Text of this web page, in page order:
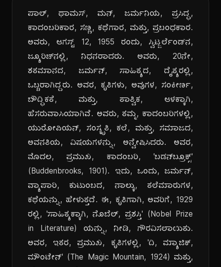
ಪಾಲ್, ಥಾಮಸ್, ಮನ್, ಜರ್ಮನಿಯ, ಪ್ರಸಿದ್ಧ,
ಕಾದಂಬರಿಕಾರ, ಸಣ್ಣ, ಕಥೆಗಾರ, ಮತ್ತು, ಪ್ರಬಂಧಕಾರ.
ಅವರು, ಆಗಸ್ಟ್ 12, 1955 ರಂದು, ಸ್ವಿಟ್ಜರ್ಲೆಂಡ್‌ನ,
ಜ್ಯೂರಿಚ್‌ನಲ್ಲಿ, ನಿಧನರಾದರು. ಅವರು, 20ನೇ,
ಶತಮಾನದ, ಜರ್ಮನ್, ಸಾಹಿತ್ಯದ, ದೈತ್ಯರಲ್ಲಿ,
ಒಬ್ಬರಾಗಿದ್ದರು. ಅವರ, ಕೃತಿಗಳು, ಅವುಗಳ, ಸಂಕೀರ್ಣ,
ಬೌದ್ಧಿಕತೆ, ಮತ್ತು, ತಾತ್ವಿಕ, ಆಳಕ್ಕಾಗಿ,
ಹೆಸರುವಾಸಿಯಾಗಿವೆ. ಅವರು, ತಮ್ಮ, ಕಾದಂಬರಿಗಳಲ್ಲಿ,
ಯುರೋಪಿಯನ್, ಸಂಸ್ಕೃತಿ, ಕಲೆ, ಮತ್ತು, ಸಮಾಜದ,
ಅವನತಿಯ, ವಿಷಯಗಳನ್ನು, ಅನ್ವೇಷಿಸಿದರು. ಅವರ,
ಮೊದಲ, ಪ್ರಮುಖ, ಕಾದಂಬರಿ, 'ಬಡನ್‌ಬ್ರೂಕ್ಸ್'
(Buddenbrooks, 1901). ಇದು, ಒಂದು, ಜರ್ಮನ್,
ವ್ಯಾಪಾರಿ, ಕುಟುಂಬದ, ನಾಲ್ಕು, ತಲೆಮಾರುಗಳ,
ಕಥೆಯನ್ನು, ಹೇಳುತ್ತದೆ. ಈ, ಕೃತಿಗಾಗಿ, ಅವರಿಗೆ, 1929
ರಲ್ಲಿ, 'ಸಾಹಿತ್ಯಕ್ಕಾಗಿ, ನೊಬೆಲ್, ಪ್ರಶಸ್ತಿ' (Nobel Prize
in Literature) ಯನ್ನು, ನೀಡಿ, ಗೌರವಿಸಲಾಯಿತು.
ಅವರ, ಇತರ, ಪ್ರಮುಖ, ಕೃತಿಗಳಲ್ಲಿ, 'ದಿ, ಮ್ಯಾಜಿಕ್,
ಮೌಂಟೇನ್' (The Magic Mountain, 1924) ಮತ್ತು,